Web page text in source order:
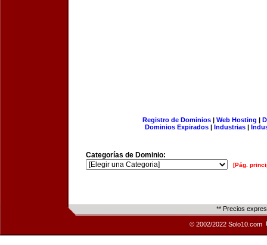
Registro de Dominios| Web Hosting |
Dominios Expirados | Industrias |
Categorías de Dominio:
[Pág.
** Precios
© 2002/2022 Solo10.com